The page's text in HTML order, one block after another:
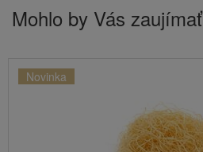
Mohlo by Vás zaujímať
Novinka